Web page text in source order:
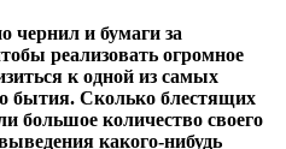
чернил и бумаги за
реализовать огромное
к одной из самых
бытия. Сколько блестящих
большое количество своего
какого-нибудь